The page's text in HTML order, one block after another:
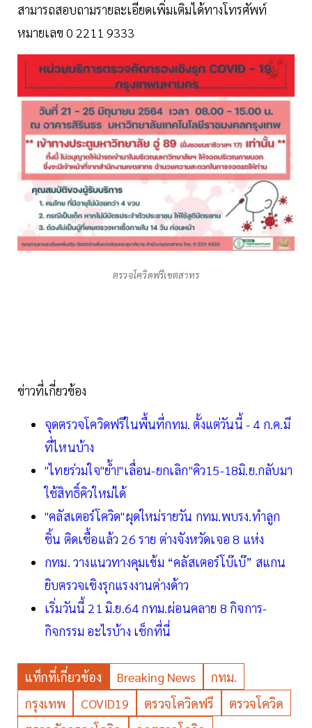
สามารถสอบถามรายละเอียดเพิ่มเติมได้ทางโทรศัพท์
หมายเลข 0 2211 9333
ตรวจโควิดฟรีเขตสาทร
ข่าวที่เกี่ยวข้อง
จุดตรวจโควิดฟรีในพื้นที่กทม. ตั้งแต่วันนี้ - 4 ก.ค.มี
ที่ไหนบ้าง
"ไทยร่วมใจ"ย้ำ!"เลื่อน-ยกเลิก"คิว15-18มิ.ย.กลับมา
ใช้สิทธิ์คิวใหม่ได้
"คลัสเตอร์โควิด"ผุดใหม่รายวัน กทม.พบรง.ทำลูก
ชิ้น ติดเชื้อแล้ว 26 ราย ต่างจังหวัดเจอ 8 แห่ง
กทม. วางแนวทางคุมเข้ม “คลัสเตอร์โบ๊เบ๊” สแกน
ยิบตรวจเชิงรุกแรงงานต่างด้าว
เริ่มวันนี้ 21 มิ.ย.64 กทม.ผ่อนคลาย 8 กิจการ-
กิจกรรม อะไรบ้าง เช็กที่นี่
แท็กที่เกี่ยวข้อง Breaking News
กทม.
กรุงเทพ
COVID19 ตรวจโควิดฟรี
ตรวจโควิด